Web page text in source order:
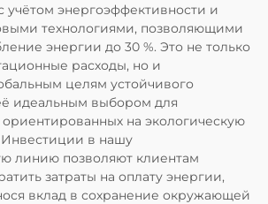
учётом энергоэффективности и
технологиями, позволяющими
энергии до 30 %. Это не только
расходы, но и
целям устойчивого
идеальным выбором для
на экологическую
Инвестиции в нашу
линию позволяют клиентам
затраты на оплату энергии,
вклад в сохранение окружающей